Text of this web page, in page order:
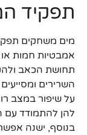
תפקיד
מים משחקים
אמבטיות חמות
תחושת הכאב
השרירים
על שיפור במצב
להן להתמודד עם
בנוסף, ישנה